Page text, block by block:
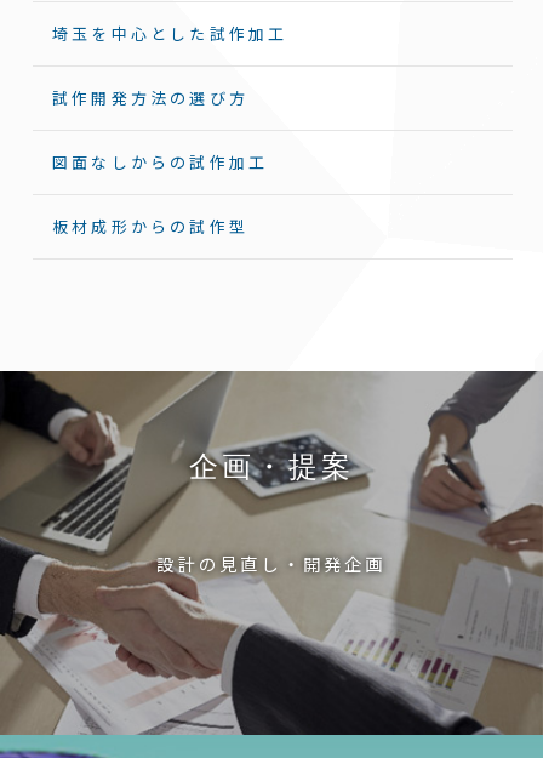
埼玉を中心とした試作加工
試作開発方法の選び方
図面なしからの試作加工
板材成形からの試作型
企画・提案
設計の見直し・開発企画